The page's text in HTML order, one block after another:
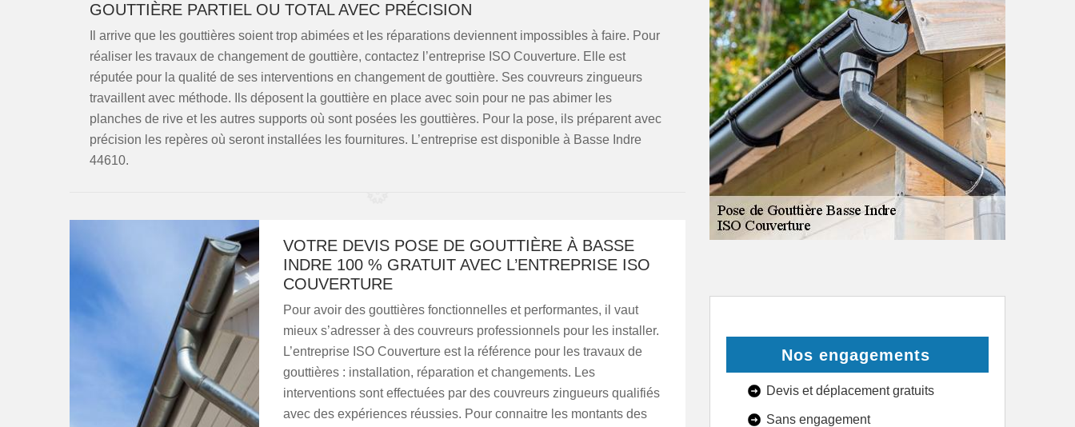
GOUTTIÈRE PARTIEL OU TOTAL AVEC PRÉCISION
Il arrive que les gouttières soient trop abimées et les réparations deviennent impossibles à faire. Pour
réaliser les travaux de changement de gouttière, contactez l’entreprise ISO Couverture. Elle est
réputée pour la qualité de ses interventions en changement de gouttière. Ses couvreurs zingueurs
travaillent avec méthode. Ils déposent la gouttière en place avec soin pour ne pas abimer les
planches de rive et les autres supports où sont posées les gouttières. Pour la pose, ils préparent avec
précision les repères où seront installées les fournitures. L’entreprise est disponible à Basse Indre
44610.
VOTRE DEVIS POSE DE GOUTTIÈRE À BASSE
INDRE 100 % GRATUIT AVEC L’ENTREPRISE ISO
COUVERTURE
Pour avoir des gouttières fonctionnelles et performantes, il vaut
mieux s’adresser à des couvreurs professionnels pour les installer.
L’entreprise ISO Couverture est la référence pour les travaux de
gouttières : installation, réparation et changements. Les
interventions sont effectuées par des couvreurs zingueurs qualifiés
avec des expériences réussies. Pour connaitre les montants des
Nos engagements
Devis et déplacement gratuits
Sans engagement